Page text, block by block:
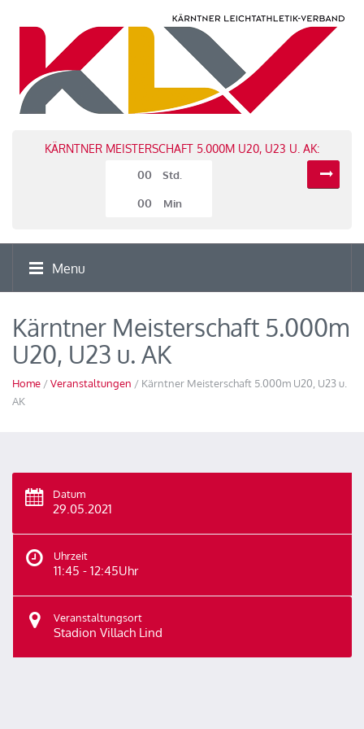
KÄRNTNER MEISTERSCHAFT 5.000M U20, U23 U. AK:
00
Std.
00 Min
Menu
Kärntner Meisterschaft 5.000m
U20, U23 u. AK
Home /Veranstaltungen / Kärntner Meisterschaft 5.000m U20, U23 u.
AK
Datum
29.05.2021
Uhrzeit
11:45 - 12:45Uhr
Veranstaltungsort
Stadion Villach Lind